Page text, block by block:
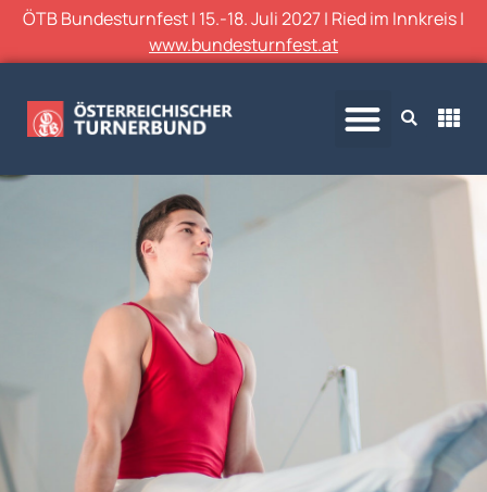
ÖTB Bundesturnfest | 15.-18. Juli 2027 | Ried im Innkreis |
www.bundesturnfest.at